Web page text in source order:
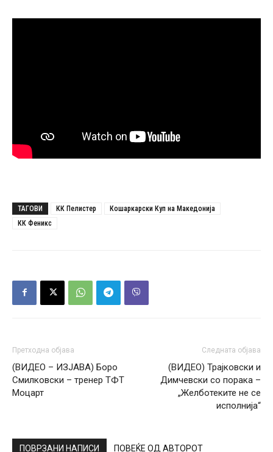
ТАГОВИ КК Пелистер
Кошаркарски Куп на Македонија
КК Феникс
Претходна објава
(ВИДЕО – ИЗЈАВА) Боро
Смилковски – тренер ТФТ
Моцарт
Следната објава
(ВИДЕО) Трајковски и
Димчевски со порака –
„Желботеките не се
исполнија“
ПОВРЗАНИ НАПИСИ ПОВЕЌЕ ОД АВТОРОТ